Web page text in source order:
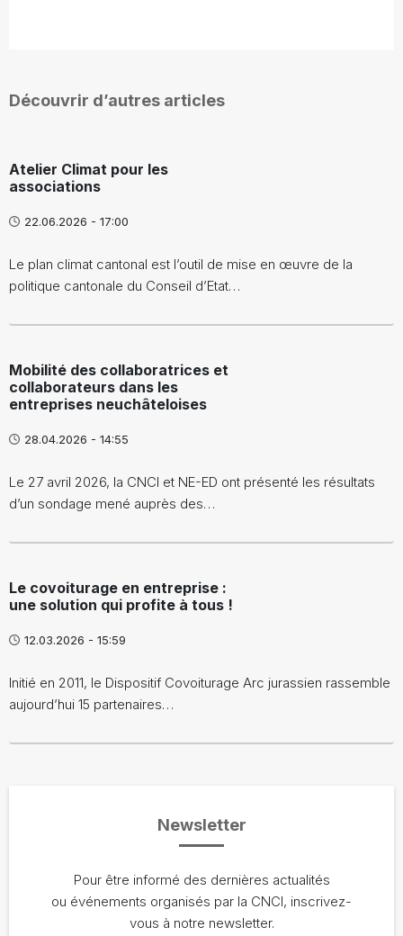
Découvrir d’autres articles
Atelier Climat pour les
associations
22.06.2026 - 17:00
Le plan climat cantonal est l’outil de mise en œuvre de la
politique cantonale du Conseil d’Etat…
Mobilité des collaboratrices et
collaborateurs dans les
entreprises neuchâteloises
28.04.2026 - 14:55
Le 27 avril 2026, la CNCI et NE-ED ont présenté les résultats
d’un sondage mené auprès des…
Le covoiturage en entreprise :
une solution qui profite à tous !
12.03.2026 - 15:59
Initié en 2011, le Dispositif Covoiturage Arc jurassien rassemble
aujourd’hui 15 partenaires…
Newsletter
Pour être informé des dernières actualités
ou événements organisés par la CNCI, inscrivez-
vous à notre newsletter.